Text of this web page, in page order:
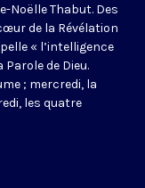
Noëlle Thabut. Des
de la Révélation
« l’intelligence
de Dieu.
; mercredi, la
les quatre